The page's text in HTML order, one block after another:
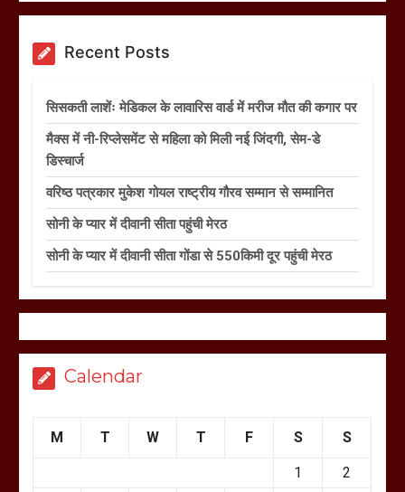
Recent Posts
सिसकती लाशेंः मेडिकल के लावारिस वार्ड में मरीज मौत की कगार पर
मैक्स में नी-रिप्लेसमेंट से महिला को मिली नई जिंदगी, सेम-डे
डिस्चार्ज
वरिष्ठ पत्रकार मुकेश गोयल राष्ट्रीय गौरव सम्मान से सम्मानित
सोनी के प्यार में दीवानी सीता पहुंची मेरठ
सोनी के प्यार में दीवानी सीता गोंडा से 550किमी दूर पहुंची मेरठ
Calendar
M T W T F S S
1
2